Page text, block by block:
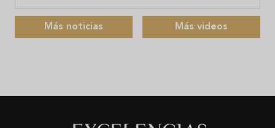
Más noticias Más videos